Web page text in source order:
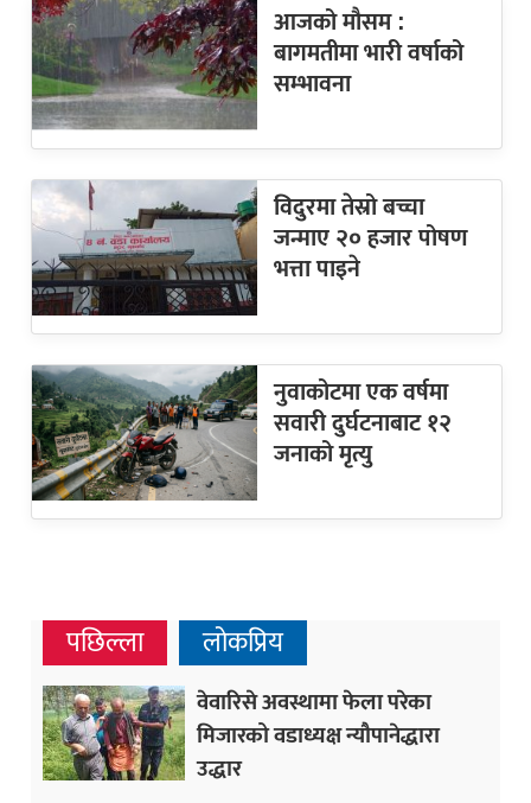
आजको मौसम :
बागमतीमा भारी वर्षाको
सम्भावना
विदुरमा तेस्रो बच्चा
जन्माए २० हजार पोषण
भत्ता पाइने
नुवाकोटमा एक वर्षमा
सवारी दुर्घटनाबाट १२
जनाको मृत्यु
पछिल्ला लोकप्रिय
वेवारिसे अवस्थामा फेला परेका
मिजारको वडाध्यक्ष न्यौपानेद्धारा
उद्धार